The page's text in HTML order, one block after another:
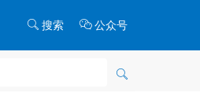
搜索 公众号